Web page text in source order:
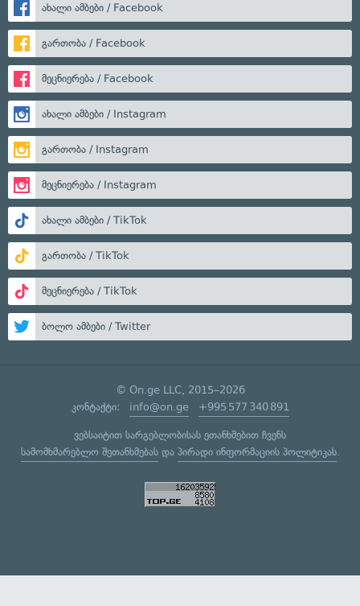
ახალი ამბები / Facebook
გართობა / Facebook
მეცნიერება / Facebook
ახალი ამბები / Instagram
გართობა / Instagram
მეცნიერება / Instagram
ახალი ამბები / TikTok
გართობა / TikTok
მეცნიერება / TikTok
ბოლო ამბები / Twitter
© On.ge LLC, 2015–2026
კონტაქტი: info@on.ge +995 577 340 891
ვებსაიტით სარგებლობისას ეთანხმებით ჩვენს
სამომხმარებლო შეთანხმებასდა პირადი ინფორმაციის პოლიტიკას.